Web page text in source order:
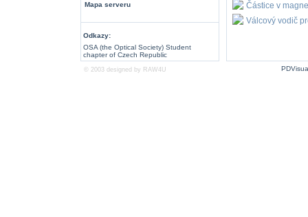
Mapa serveru
Odkazy:
OSA (the Optical Society) Student
chapter of Czech Republic
Částice v
Válcový vodič
© 2003 designed by RAW4U